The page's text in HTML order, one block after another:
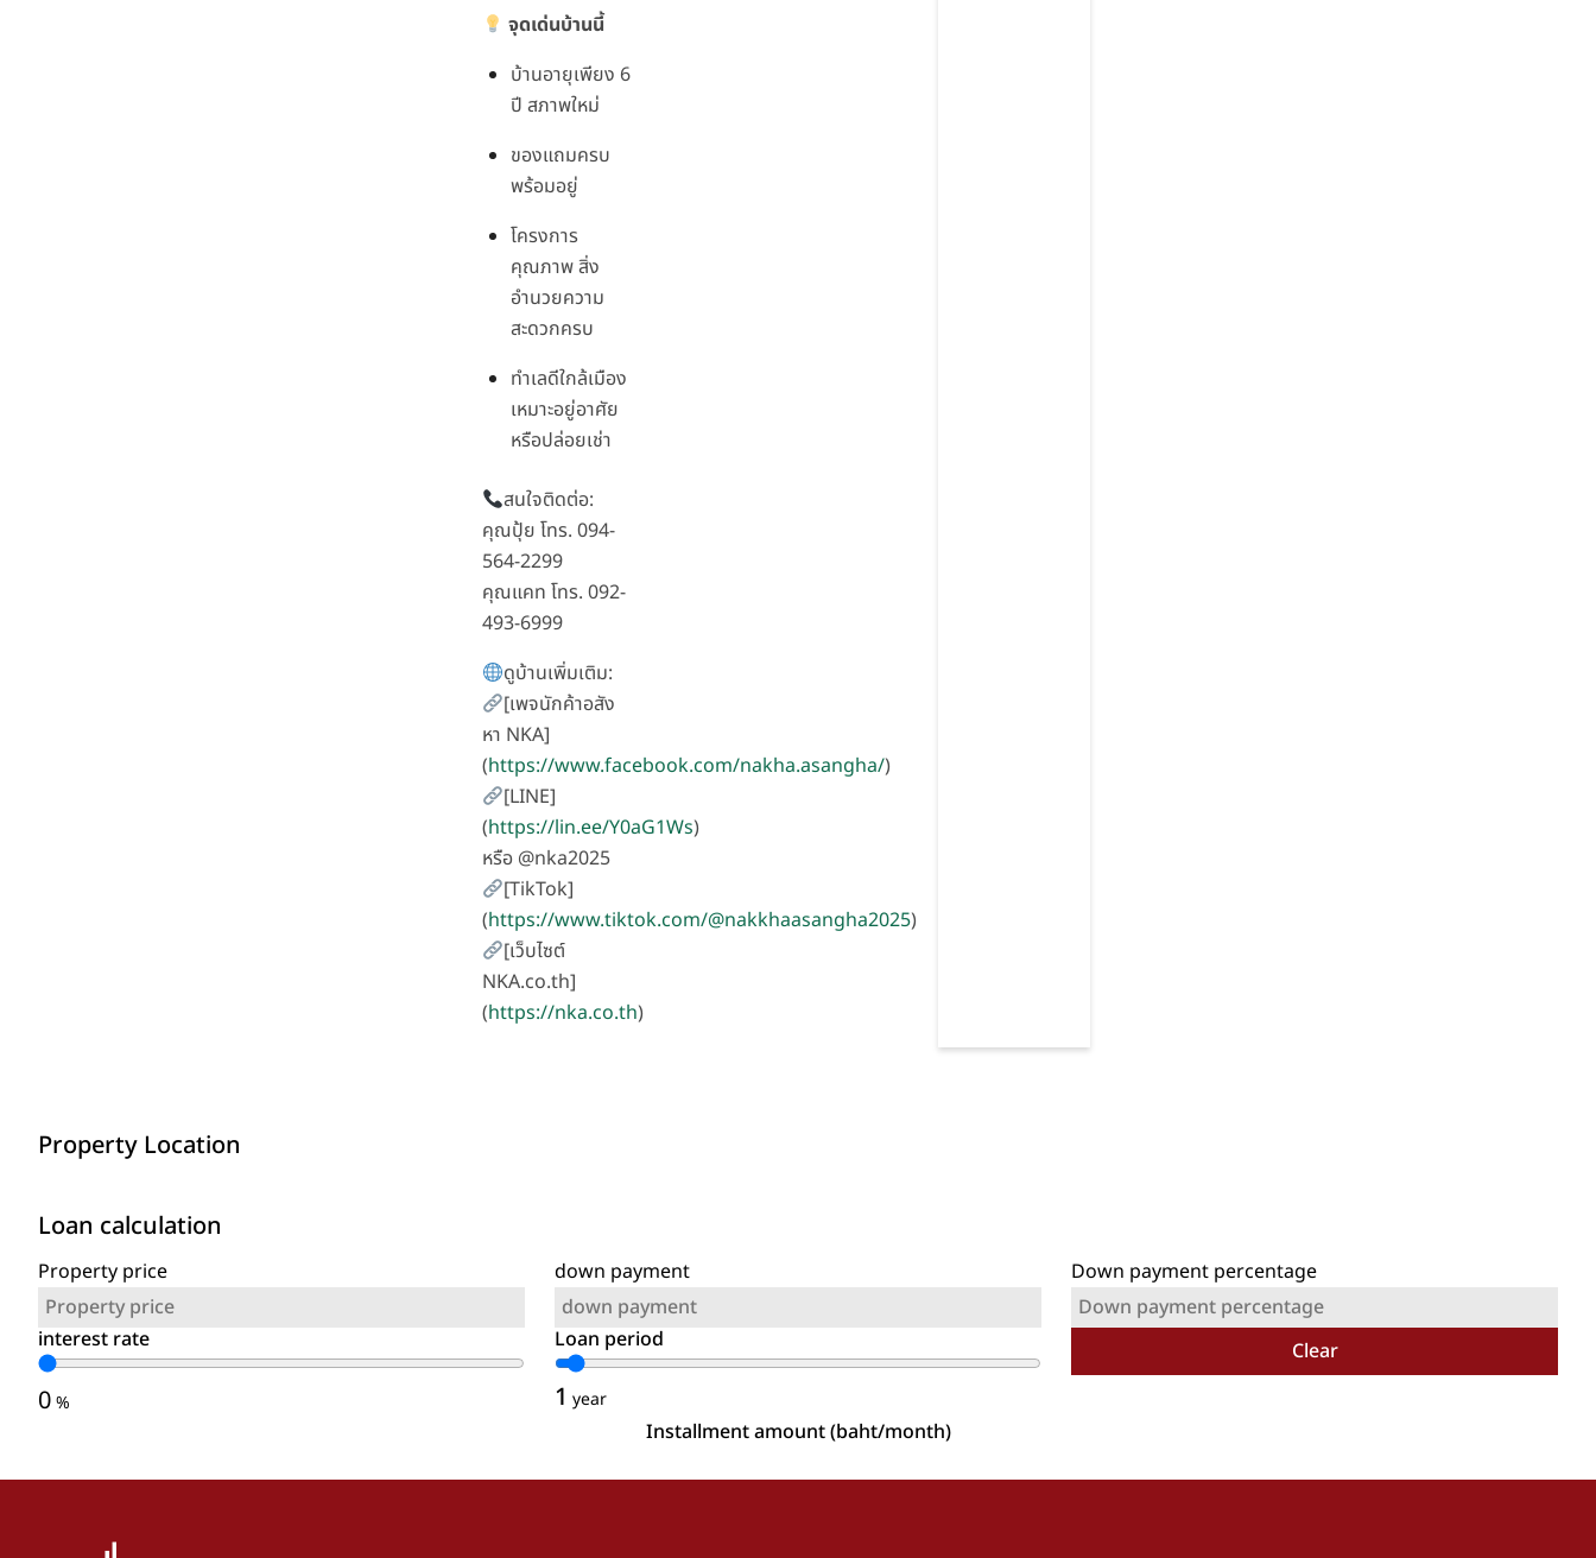
จุดเด่นบ้านนี้
บ้านอายุเพียง 6
ปี สภาพใหม่
ของแถมครบ
พร้อมอยู่
โครงการ
คุณภาพ สิ่ง
อำนวยความ
สะดวกครบ
ทำเลดีใกล้เมือง
เหมาะอยู่อาศัย
หรือปล่อยเช่า
สนใจติดต่อ:
คุณปุ้ย โทร. 094-
564-2299
คุณแคท โทร. 092-
493-6999
ดูบ้านเพิ่มเติม:
[เพจนักค้าอสัง
หา NKA]
(https://www.facebook.com/nakha.asangha/)
[LINE]
(https://lin.ee/Y0aG1Ws)
หรือ @nka2025
[TikTok]
(https://www.tiktok.com/@nakkhaasangha2025)
[เว็บไซต์
NKA.co.th]
(https://nka.co.th)
Property Location
Loan calculation
Property price down payment Down payment percentage
interest rate
0%
Loan period
1 year
Clear
Installment amount (baht/month)